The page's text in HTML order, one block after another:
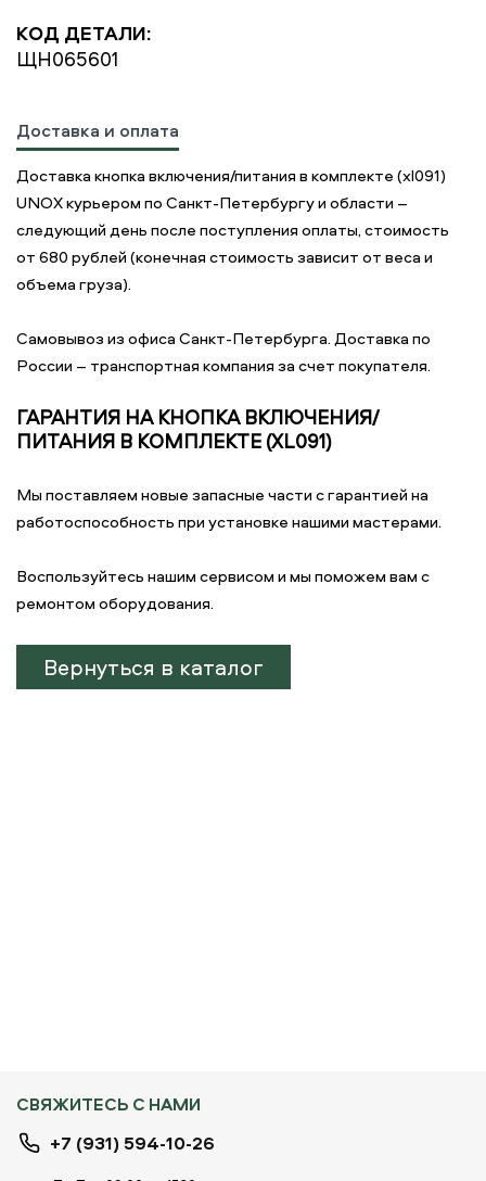
КОД ДЕТАЛИ:
ЩН065601
Доставка и оплата
Доставка кнопка включения/питания в комплекте (xl091)
UNOX курьером по Санкт-Петербургу и области –
следующий день после поступления оплаты, стоимость
от 680 рублей (конечная стоимость зависит от веса и
объема груза).
Самовывоз из офиса Санкт-Петербурга. Доставка по
России – транспортная компания за счет покупателя.
ГАРАНТИЯ НА КНОПКА ВКЛЮЧЕНИЯ/
ПИТАНИЯ В КОМПЛЕКТЕ (XL091)
Мы поставляем новые запасные части с гарантией на
работоспособность при установке нашими мастерами.
Воспользуйтесь нашим сервисом и мы поможем вам с
ремонтом оборудования.
Вернуться в каталог
СВЯЖИТЕСЬ С НАМИ
+7 (931) 594-10-26